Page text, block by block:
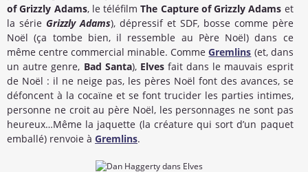
of Grizzly Adams, le téléfilmThe Capture of Grizzly Adams et
la série Grizzly Adams), dépressif et SDF, bosse comme père
Noël (ça tombe bien, il ressemble au Père Noël) dans ce
même centre commercial minable. CommeGremlins (et, dans
un autre genre, Bad Santa), Elvesfait dans le mauvais esprit
de Noël : il ne neige pas, les pères Noël font des avances, se
défoncent à la cocaïne et se font trucider les parties intimes,
personne ne croit au père Noël, les personnages ne sont pas
heureux…Même la jaquette (la créature qui sort d’un paquet
emballé) renvoie à Gremlins.